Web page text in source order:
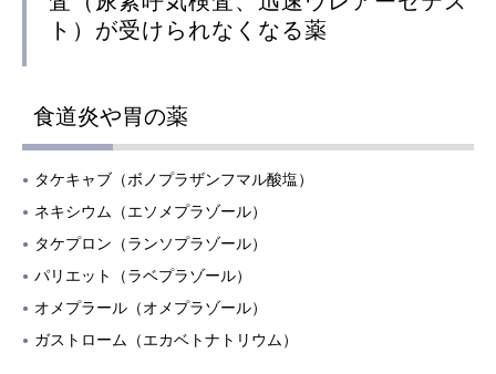
ト）が受けられなくなる薬
⾷道炎や胃の薬
タケキャブ（ボノプラザンフマル酸塩）
ネキシウム（エソメプラゾール）
タケプロン（ランソプラゾール）
パリエット（ラベプラゾール）
オメプラール（オメプラゾール）
ガストローム（エカベトナトリウム）